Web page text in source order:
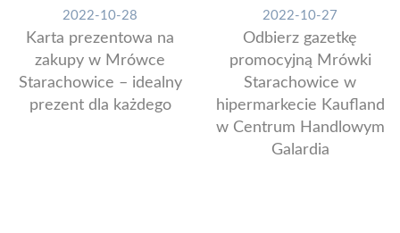
2022-10-28
Karta prezentowa na
zakupy w Mrówce
Starachowice – idealny
prezent dla każdego
2022-10-27
Odbierz gazetkę
promocyjną Mrówki
Starachowice w
hipermarkecie Kaufland
w Centrum Handlowym
Galardia